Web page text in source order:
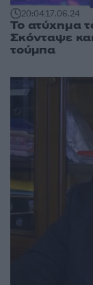
20:0417.06.24
Το ατύχημα
Σκόνταψε
τούμπα